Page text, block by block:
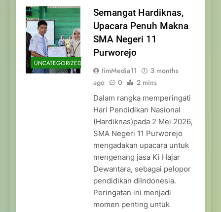
UNCATEGORIZED
Semangat Hardiknas,
Upacara Penuh Makna
SMA Negeri 11
Purworejo
timMedia11
3 months
ago
0 2 mins
Dalam rangka memperingati
Hari Pendidikan Nasional
(Hardiknas)pada 2 Mei 2026,
SMA Negeri 11 Purworejo
mengadakan upacara untuk
mengenang jasa Ki Hajar
Dewantara, sebagai pelopor
pendidikan diIndonesia.
Peringatan ini menjadi
momen penting untuk